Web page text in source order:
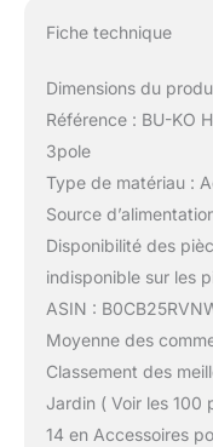
Fiche technique
Dimensions du
Référence : BU-KO
3pole
Type de matériau :
Source
Disponibilité des
indisponible sur les
ASIN :
Moyenne des
Classement des
Jardin ( Voir les 100
14 en Accessoires